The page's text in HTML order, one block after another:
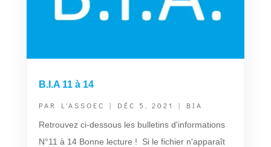
B.I.A 11 à 14
PAR L'ASSOEC | DÉC 5, 2021 | BIA
Retrouvez ci-dessous les bulletins d'informations
N°11 à 14 Bonne lecture ! Si le fichier n'apparaît